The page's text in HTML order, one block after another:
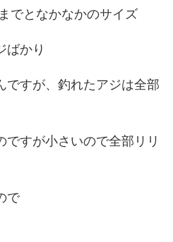
でとなかなかのサイズ
ばかり
ですが、釣れたアジは全部
ですが小さいので全部リリ
で